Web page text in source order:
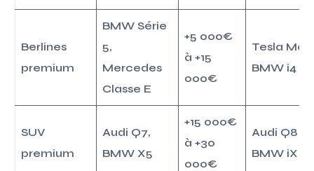
Berlines
premium
BMW Série
5,
Mercedes
Classe E
+5 000€
à +15
000€
Tesla
BMW i4
SUV
premium
Audi Q7,
BMW X5
+15 000€
à +30
000€
Audi Q8
BMW iX